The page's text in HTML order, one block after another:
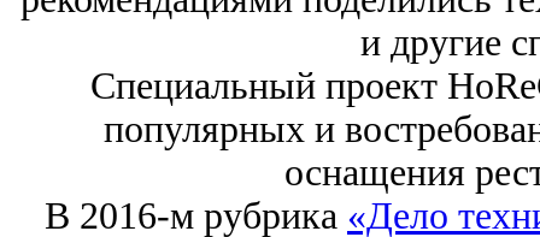
и другие
Специальный проект
популярных и
оснащения
В 2016-м рубрика «Дело